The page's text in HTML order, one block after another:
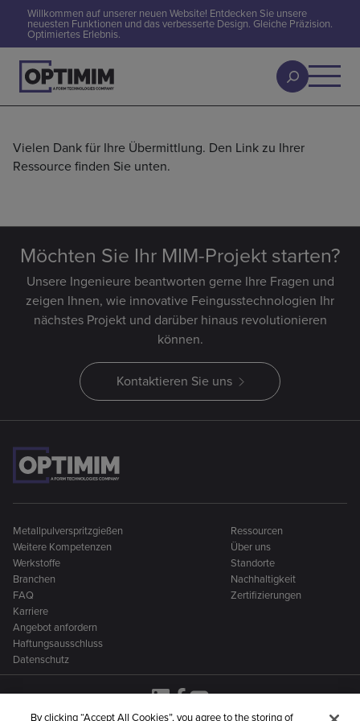
Willkommen auf unserer neuen Website! Entdecken Sie unsere
neuesten Funktionen und das verbesserte Design. Gleiche Präzision.
Optimiertes Erlebnis.
Vielen Dank für Ihre Übermittlung. Den Link zu Ihrer
Ressource finden Sie unten.
Möchten Sie Ihr MIM-Projekt starten?
Unsere Ingenieure beantworten gerne Ihre Fragen und
zeigen Ihnen, wie innovative Feingusstechnologien Ihr
nächstes Projekt und darüber hinaus revolutionieren
können.
Kontaktieren Sie uns
Metallpulverspritzgießen
Weitere Kompetenzen
Werkstoffe
Branchen
FAQ
Ressourcen
Über uns
Standorte
Nachhaltigkeit
Zertifizierungen
Karriere
Angebot anfordern
Haftungsausschluss
Datenschutz
By clicking “Accept All Cookies”, you agree to the storing of